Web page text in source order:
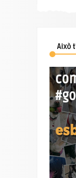
Això